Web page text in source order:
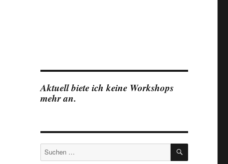
Aktuell biete ich keine Workshops
mehr an.
Suchen
nach:
SUCHEN